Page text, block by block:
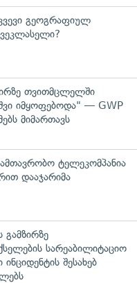
გეოგრაფიულ
თვითმცლელში
იმყოფებოდა" — GWP
მიმართავს
ტელეკომპანია
დააჯარიმა
გამზირზე
სარეაბილიტაციო
შესახებ